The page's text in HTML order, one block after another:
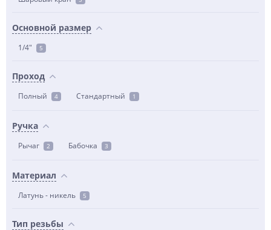
Основной размер
1/4" 5
Проход
Полный 4 Стандартный 1
Ручка
Рычаг 2 Бабочка 3
Материал
Латунь - никель 5
Тип резьбы